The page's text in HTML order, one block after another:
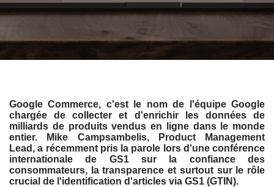
Google Commerce, c'est le nom de l'équipe Google
chargée de collecter et d'enrichir les données de
milliards de produits vendus en ligne dans le monde
entier. Mike Campsambelis, Product Management
Lead, a récemment pris la parole lors d'une conférence
internationale de GS1 sur la confiance des
consommateurs, la transparence et surtout sur le rôle
crucial de l'identification d'articles via GS1 (GTIN).